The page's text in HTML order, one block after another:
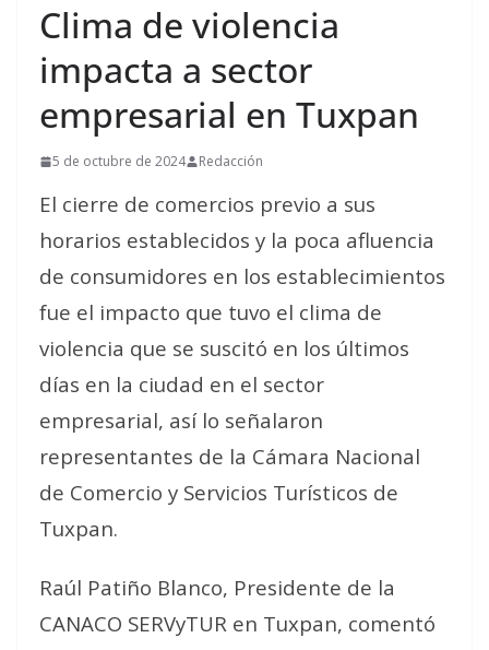
Clima de violencia
impacta a sector
empresarial en Tuxpan
5 de octubre de 2024 Redacción
El cierre de comercios previo a sus
horarios establecidos y la poca afluencia
de consumidores en los establecimientos
fue el impacto que tuvo el clima de
violencia que se suscitó en los últimos
días en la ciudad en el sector
empresarial, así lo señalaron
representantes de la Cámara Nacional
de Comercio y Servicios Turísticos de
Tuxpan.
Raúl Patiño Blanco, Presidente de la
CANACO SERVyTUR en Tuxpan, comentó